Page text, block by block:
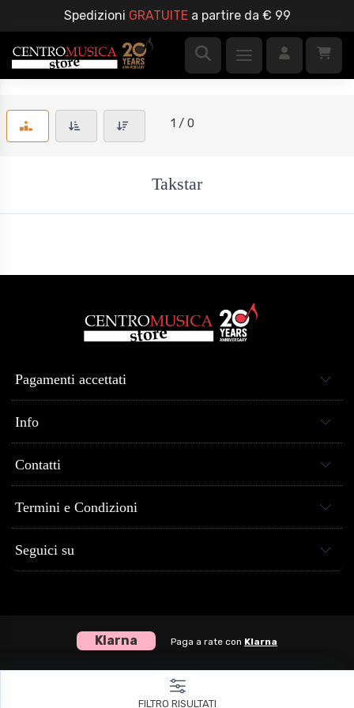
Spedizioni GRATUITEa partire da € 99
1 / 0
Takstar
Pagamenti accettati
Info
Contatti
Termini e Condizioni
Seguici su
FILTRO RISULTATI
Klarna Paga a rate con Klarna
Centro Musica Store® dal 2005 al tuo servizio - P.Iva 04307120651